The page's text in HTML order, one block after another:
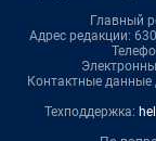
Главный
Адрес редакции:
Контактные данные
Техподдержка: